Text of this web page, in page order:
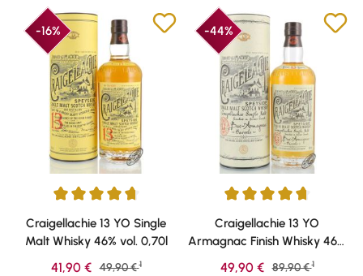
-16%
Durchschnittliche Bewertung von 4.71 von 5 Sternen
Craigellachie 13 YO Single
Malt Whisky 46% vol. 0,70l
Verkaufspreis:
41,90 € Regulärer Preis:
49,90 € 1
-44%
Durchschnittliche Bewertung
Craigellachie 13 YO
Armagnac Finish Whisky 46%
vol. 0,70lVerkaufspreis:
49,90 € Regulärer Preis:
89,90 € 1